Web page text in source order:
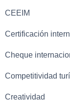
CEEIM
Certificación
Cheque
Competitividad
Creatividad